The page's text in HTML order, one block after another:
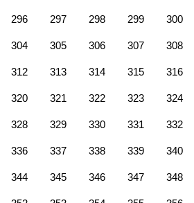
296 297 298 299 300
304 305 306 307 308
312 313 314 315 316
320 321 322 323 324
328 329 330 331 332
336 337 338 339 340
344 345 346 347 348